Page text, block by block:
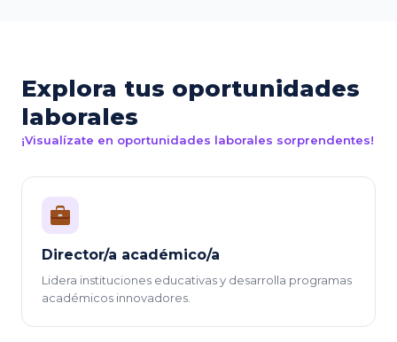
Explora tus oportunidades
laborales
¡Visualízate en oportunidades laborales sorprendentes!
Director/a académico/a
Lidera instituciones educativas y desarrolla programas
académicos innovadores.